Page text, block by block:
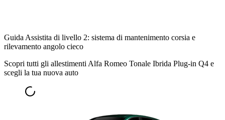
Guida Assistita di livello 2: sistema di mantenimento corsia e
rilevamento angolo cieco
Scopri tutti gli allestimenti Alfa Romeo Tonale Ibrida Plug-in Q4 e
scegli la tua nuova auto